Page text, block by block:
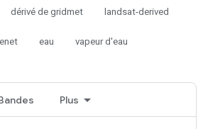
dérivé de gridmet landsat-derived
eau vapeur d'eau
Plus